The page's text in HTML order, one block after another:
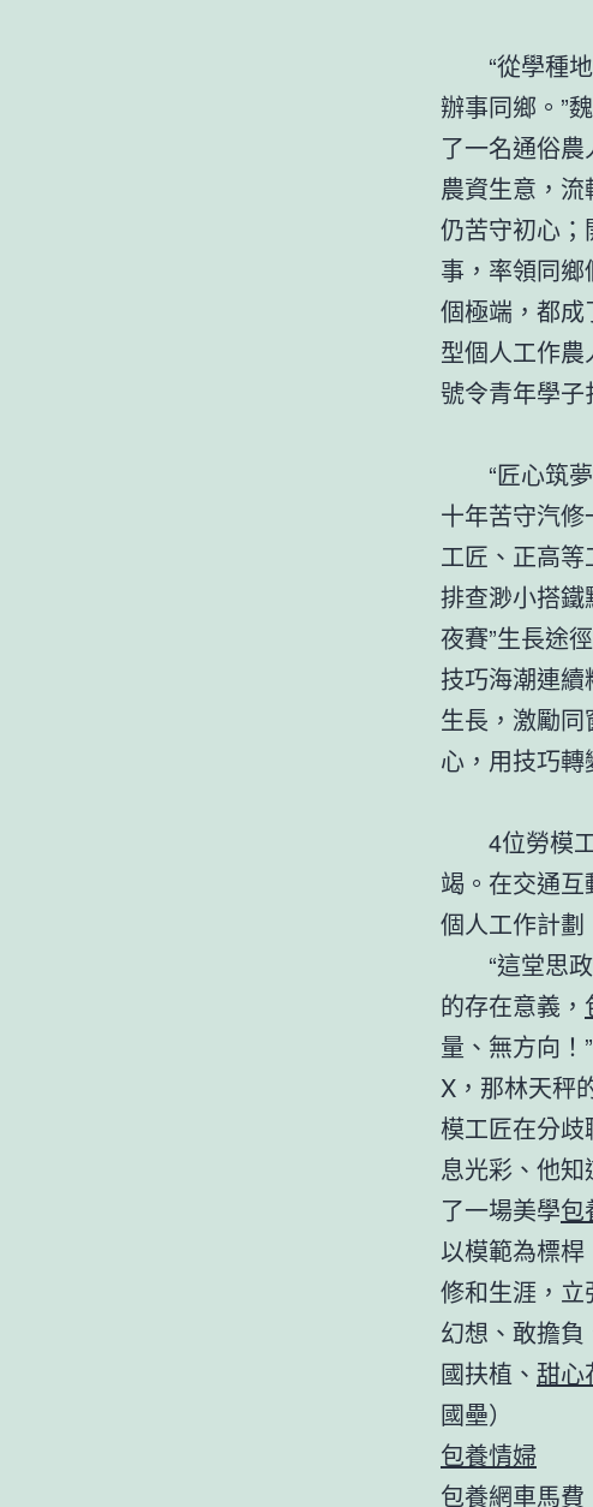
“從學種
辦事同鄉。”
了一名通俗
農資生意，流
仍苦守初心
事，率領同
個極端，都
型個人工作農
號令青年學子
“匠心筑
十年苦守汽
工匠、正高
排查渺小搭鐵
夜賽”生長途
技巧海潮連
生長，激勵
心，用技巧轉
4位勞模
竭。在交通
個人工作計劃
“這堂思
的存在意義，
量、無方向
X，那林天秤
模工匠在分
息光彩、他
了一場美學包
以模範為標
修和生涯，
幻想、敢擔
國扶植、 甜心
國壘）
包養情婦
包養網車馬費